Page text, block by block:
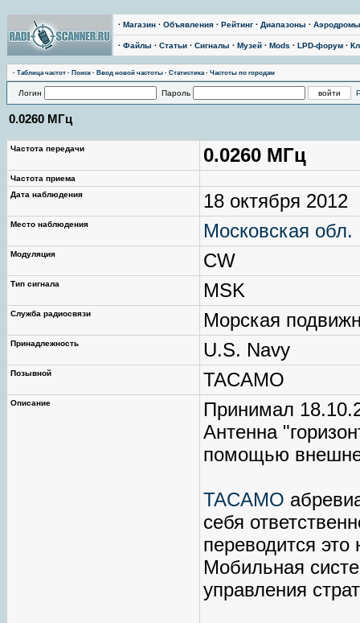
· Магазин · Объявления · Рейтинг · Диапазоны · Аэродромы
· Файлы · Статьи · Сигналы · Музей · Mods · LPD-форум ·
· Таблица частот · Поиск · Ввод новой частоты · Статистика· Частоты по городам
Логин Пароль
0.0260 МГц
Частота передачи 0.0260 МГц
Частота приема
Дата наблюдения
18 октября 2012
Место наблюдения Московская обл.
Модуляция CW
Тип сигнала МSK
Служба радиосвязи Морская
Принадлежность U.S. Navy
Позывной TACAMO
Описание
Принимал
Антенна
помощью
TACAMO
себя
переводится это
Мобильная
управления